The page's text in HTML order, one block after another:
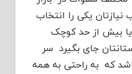
نیازتان یکی را انتخاب
بیش از حد کوچک
جای بگیرد سر
که به راحتی به همه